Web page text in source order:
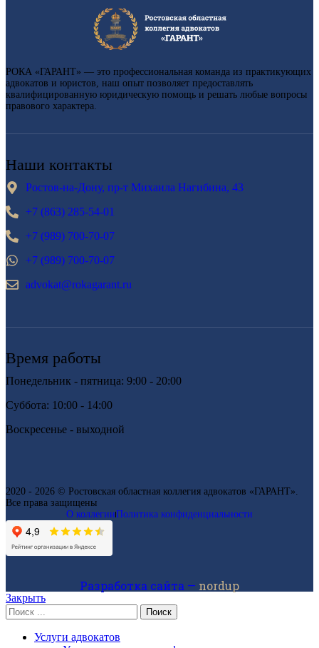
РОКА «ГАРАНТ» — это профессиональная команда из практикующих
адвокатов и юристов, наш опыт позволяет предоставлять
квалифицированную юридическую помощь и решать любые вопросы
правового характера.
Наши контакты
Ростов-на-Дону, пр-т Михаила Нагибина, 43
+7 (863) 285-54-01
+7 (989) 700-70-07
+7 (989) 700-70-07
advokat@rokagarant.ru
Время работы
Понедельник - пятница: 9:00 - 20:00
Суббота: 10:00 - 14:00
Воскресенье - выходной
2020 - 2026 © Ростовская областная коллегия адвокатов «ГАРАНТ».
Все права защищены
О коллегииПолитика конфиденциальности
Разработка сайта — nordup
Закрыть
Поиск
Услуги адвокатов